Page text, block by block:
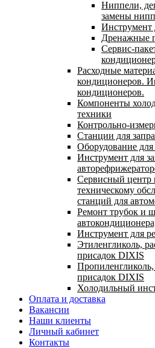
Ниппели,
замены
Инструмент
Дренажные
Сервис-
Расходные
кондиционеров.
кондиционеров.
Компоненты
техники
Контрольно-
Станции для
Оборудование
Инструмент для
Сервисный центр
техническому
станций для
Ремонт трубок и
Инструмент для
Этиленгликоль,
присадок DIXIS
присадок DIXIS
Холодильный
Оплата и доставка
Вакансии
Наши клиенты
Личный кабинет
Контакты